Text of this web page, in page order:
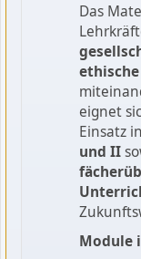
Das
eignet
Einsatz
und II
Module